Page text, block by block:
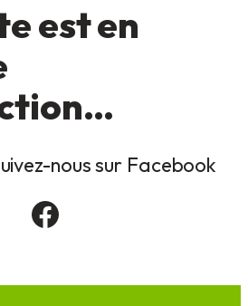
est en
nous sur Facebook
Facebook